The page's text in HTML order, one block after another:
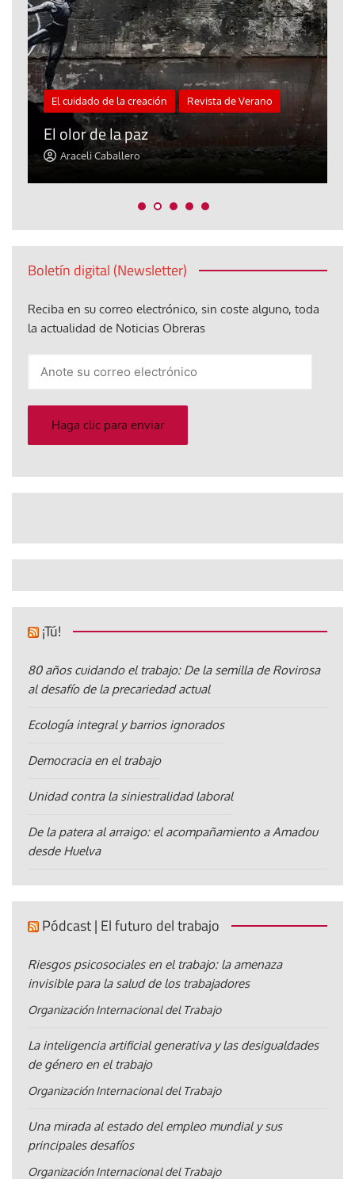
El cuidado de la creación Revista de Verano
El olor de la paz
Araceli Caballero
Boletín digital (Newsletter)
Reciba en su correo electrónico, sin coste alguno, toda
la actualidad de Noticias Obreras
electrónico
Haga clic para enviar
¡Tú!
80 años cuidando el trabajo: De la semilla de Rovirosa
al desafío de la precariedad actual
Ecología integral y barrios ignorados
Democracia en el trabajo
Unidad contra la siniestralidad laboral
De la patera al arraigo: el acompañamiento a Amadou
desde Huelva
Pódcast | El futuro del trabajo
Riesgos psicosociales en el trabajo: la amenaza
invisible para la salud de los trabajadores
Organización Internacional del Trabajo
La inteligencia artificial generativa y las desigualdades
de género en el trabajo
Organización Internacional del Trabajo
Una mirada al estado del empleo mundial y sus
principales desafíos
Organización Internacional del Trabajo